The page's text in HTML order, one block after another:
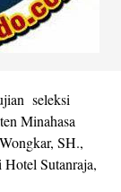
seleksi
Minahasa
SH.,
Sutanraja,